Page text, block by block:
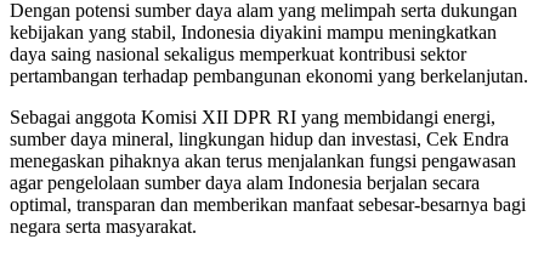
Dengan potensi sumber daya alam yang melimpah serta dukungan
kebijakan yang stabil, Indonesia diyakini mampu meningkatkan
daya saing nasional sekaligus memperkuat kontribusi sektor
pertambangan terhadap pembangunan ekonomi yang berkelanjutan.
Sebagai anggota Komisi XII DPR RI yang membidangi energi,
sumber daya mineral, lingkungan hidup dan investasi, Cek Endra
menegaskan pihaknya akan terus menjalankan fungsi pengawasan
agar pengelolaan sumber daya alam Indonesia berjalan secara
optimal, transparan dan memberikan manfaat sebesar-besarnya bagi
negara serta masyarakat.